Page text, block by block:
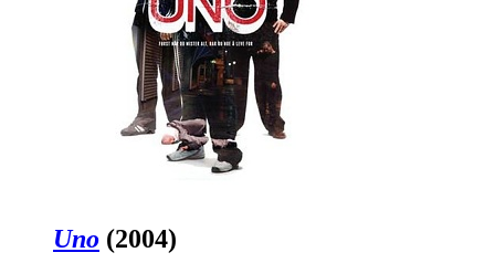
Uno (2004)